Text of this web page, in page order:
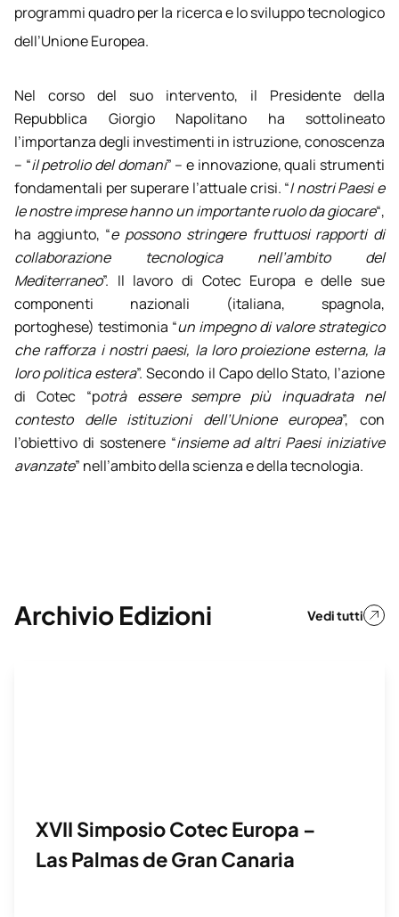
programmi quadro per la ricerca e lo sviluppo tecnologico
dell’Unione Europea.
Nel corso del suo intervento, il Presidente della
Repubblica Giorgio Napolitano ha sottolineato
l’importanza degli investimenti in istruzione, conoscenza
– “il petrolio del domani” – e innovazione, quali strumenti
fondamentali per superare l’attuale crisi. “I nostri Paesi e
le nostre imprese hanno un importante ruolo da giocare“,
ha aggiunto, “e possono stringere fruttuosi rapporti di
collaborazione tecnologica nell’ambito del
Mediterraneo”. Il lavoro di Cotec Europa e delle sue
componenti nazionali (italiana, spagnola,
portoghese) testimonia “un impegno di valore strategico
che rafforza i nostri paesi, la loro proiezione esterna, la
loro politica estera”. Secondo il Capo dello Stato, l’azione
di Cotec “potrà essere sempre più inquadrata nel
contesto delle istituzioni dell’Unione europea”, con
l’obiettivo di sostenere “insieme ad altri Paesi iniziative
avanzate” nell’ambito della scienza e della tecnologia.
Archivio Edizioni Vedi tutti
XVII Simposio Cotec Europa –
Las Palmas de Gran Canaria